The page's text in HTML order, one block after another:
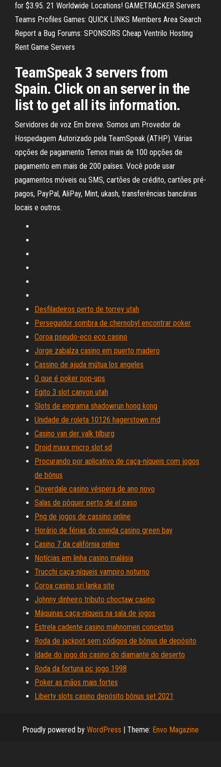
for $3.95. 21 Worldwide Locations! GAMETRACKER Servers
Teams Profiles Games: QUICK LINKS Members Area Search
Report a Bug Forums: SPONSORS Cheap Ventrilo Hosting
Rent Game Servers
TeamSpeak 3 servers from
Spain. Click on an server in the
list to get all its information.
Servidores de voz Em breve. Somos um Provedor de
Hospedagem Autorizado pela TeamSpeak (ATHP). Várias
opções de pagamento Temos mais de 100 opções de
pagamento em mais de 200 países. Você pode usar
pagamentos móveis ou SMS, cartões de crédito, cartões pré-
pagos, PayPal, AliPay, Mint, ukash, transferências bancárias
locais e outros.
Desfiladeiros perto de torrey utah
Perseguidor sombra de chernobyl encontrar poker
Coroa pseudo-eco eco casino
Jorge zabalza casino em puerto madero
Cassino de ajuda mútua los angeles
O que é poker pop-ups
Egito 3 slot canyon utah
Slots de engrama shadowrun hong kong
Unidade de roleta 10126 hagerstown md
Casino van der valk tilburg
Droid maxx micro slot sd
Procurando por aplicativo de caça-níqueis com jogos
de bônus
Cloverdale casino véspera de ano novo
Salas de pôquer perto de el paso
Png de jogos de cassino online
Horário de férias do oneida casino green bay
Casino 7 da califórnia online
Notícias em linha casino malásia
Trucchi caça-níqueis vampiro noturno
Coroa casino sri lanka site
Johnny dinheiro tributo choctaw casino
Máquinas caça-níqueis na sala de jogos
Estrela cadente casino mahnomen concertos
Roda de jackpot sem códigos de bônus de depósito
Idade do jogo do casino do diamante do deserto
Roda da fortuna pc jogo 1998
Poker as mãos mais fortes
Liberty slots casino depósito bônus set 2021
Proudly powered by WordPress | Theme: Envo Magazine